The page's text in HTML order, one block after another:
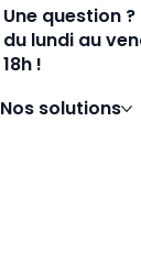
Une question
du lundi au
18h !
Nos solutions